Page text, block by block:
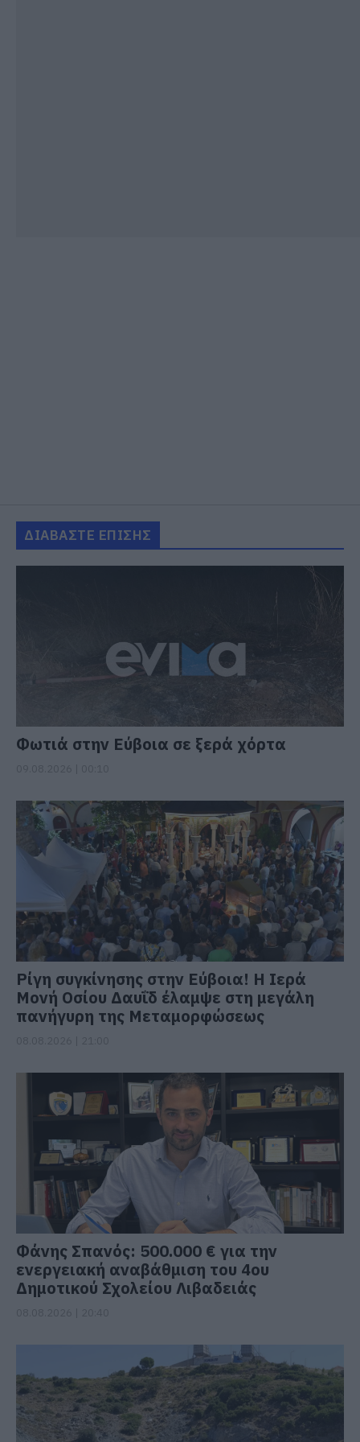
ΔΙΑΒΑΣΤΕ ΕΠΙΣΗΣ
Φωτιά στην Εύβοια σε ξερά χόρτα
Ρίγη συγκίνησης στην Εύβοια! Η Ιερά
Μονή Οσίου Δαυΐδ έλαμψε στη μεγάλη
πανήγυρη της Μεταμορφώσεως
Φάνης Σπανός: 500.000 € για την
ενεργειακή αναβάθμιση του 4ου
Δημοτικού Σχολείου Λιβαδειάς